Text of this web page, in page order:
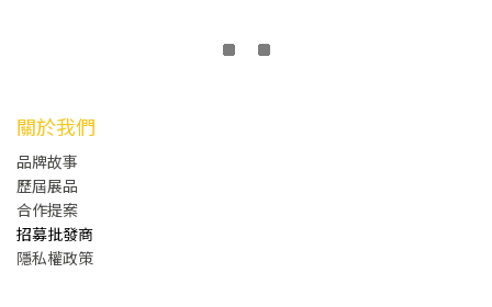
關於我們
品牌故事
歷屆展品
合作提案
招募批發商
隱私權政策